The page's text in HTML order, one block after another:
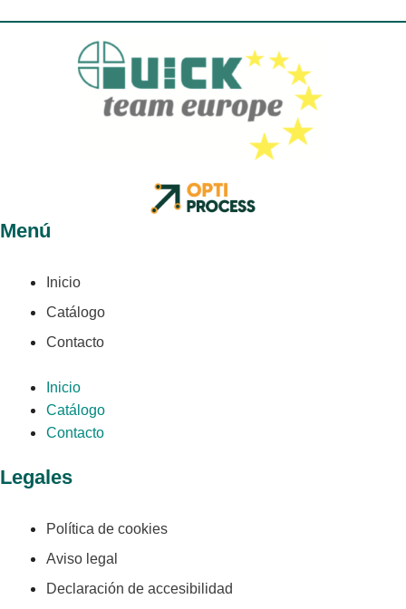
Menú
Inicio
Catálogo
Contacto
Inicio
Catálogo
Contacto
Legales
Política de cookies
Aviso legal
Declaración de accesibilidad